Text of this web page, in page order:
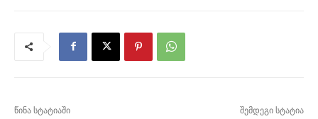
წინა სტატიაში შემდეგი სტატია